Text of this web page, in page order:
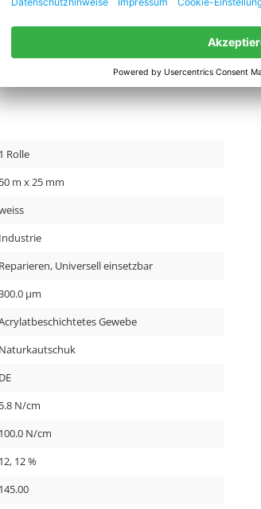
Niveau geprüft und ist deshalb einer
Wissen erteilt. Sie stellen Durchschnittswerte
auch für die Marktgängigkeit und die
des Benutzers geeignet ist. Falls Sie dabei
1 Rolle
50 m x 25 mm
Industrie
Reparieren, Universell einsetzbar
µm
Gewebe
Naturkautschuk
DE
5.8 N/cm
100.0 N/cm
12, 12 %
145.00